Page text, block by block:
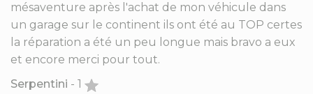
mésaventure après l'achat de mon véhicule dans
un garage sur le continent ils ont été au TOP certes
la réparation a été un peu longue mais bravo a eux
et encore merci pour tout.
Serpentini - 1